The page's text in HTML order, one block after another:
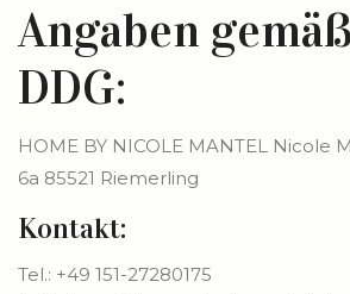
Angaben
DDG:
HOME BY NICOLE MANTEL Nicole
6a 85521 Riemerling
Kontakt:
Tel.: +49 151-27280175